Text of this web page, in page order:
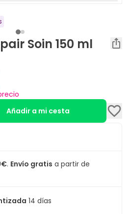
acumulable.
Soin 150 ml
Añadir a mi cesta
. Envío gratis a partir de
14 días